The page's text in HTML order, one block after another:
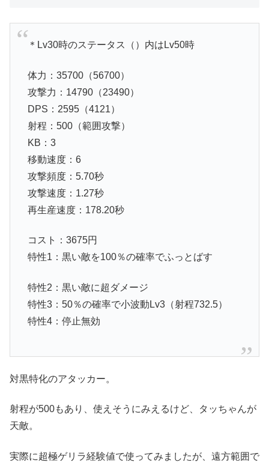
＊Lv30時のステータス（）内はLv50時
体力：35700（56700）
攻撃力：14790（23490）
DPS：2595（4121）
射程：500（範囲攻撃）
KB：3
移動速度：6
攻撃頻度：5.70秒
攻撃速度：1.27秒
再生産速度：178.20秒
コスト：3675円
特性1：黒い敵を100％の確率でふっとばす
特性2：黒い敵に超ダメージ
特性3：50％の確率で小波動Lv3（射程732.5）
特性4：停止無効
対黒特化のアタッカー。
射程が500もあり、使えそうにみえるけど、タッちゃんが
天敵。
実際に超極ゲリラ経験値で使ってみましたが、遠方範囲で